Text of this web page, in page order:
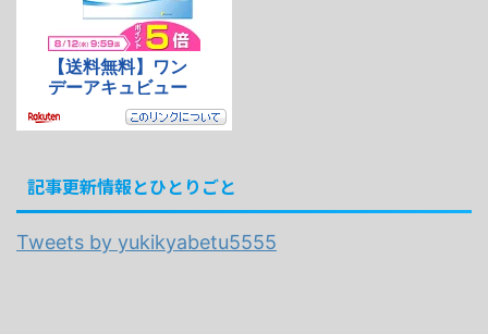
記事更新情報とひとりごと
Tweets by yukikyabetu5555